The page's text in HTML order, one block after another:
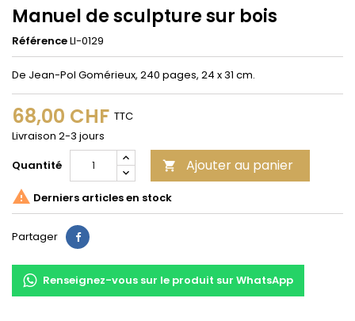
Manuel de sculpture sur bois
RéférenceLI-0129
De Jean-Pol Gomérieux, 240 pages, 24 x 31 cm.
68,00 CHF TTC
Livraison 2-3 jours
Quantité
 Ajouter au panier
 Derniers articles en stock
Partager Partager
Renseignez-vous sur le produit sur WhatsApp